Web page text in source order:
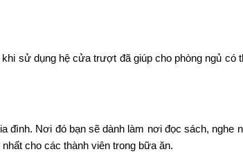
sử dụng hệ cửa trượt đã giúp cho phòng ngủ có
đình. Nơi đó bạn sẽ dành làm nơi đọc sách, nghe
cho các thành viên trong bữa ăn.